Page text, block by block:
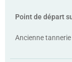
Point de départ
Ancienne